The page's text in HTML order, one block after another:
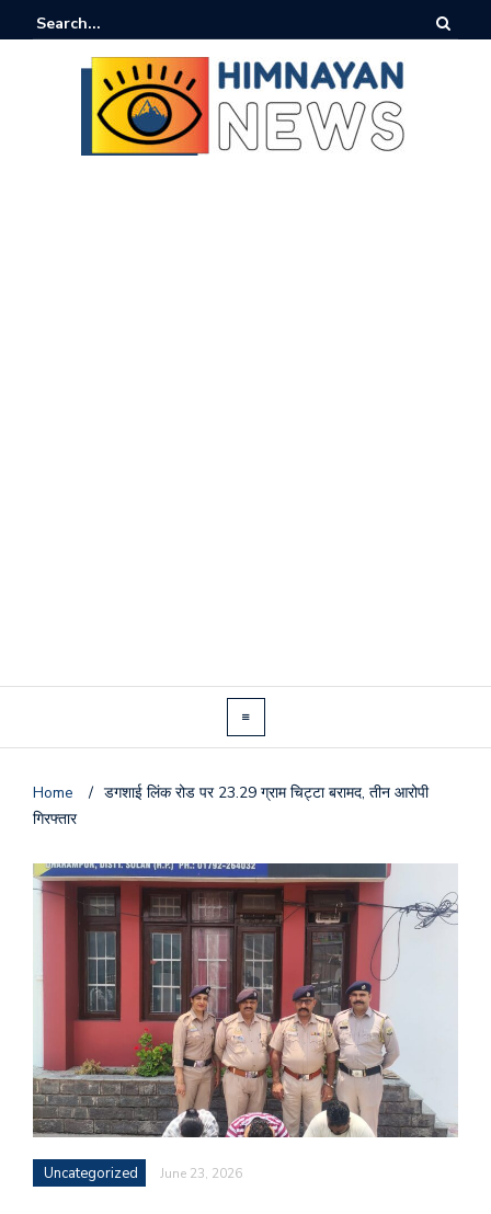
Home / डगशाई लिंक रोड पर 23.29 ग्राम चिट्टा बरामद, तीन आरोपी
गिरफ्तार
Uncategorized June 23, 2026